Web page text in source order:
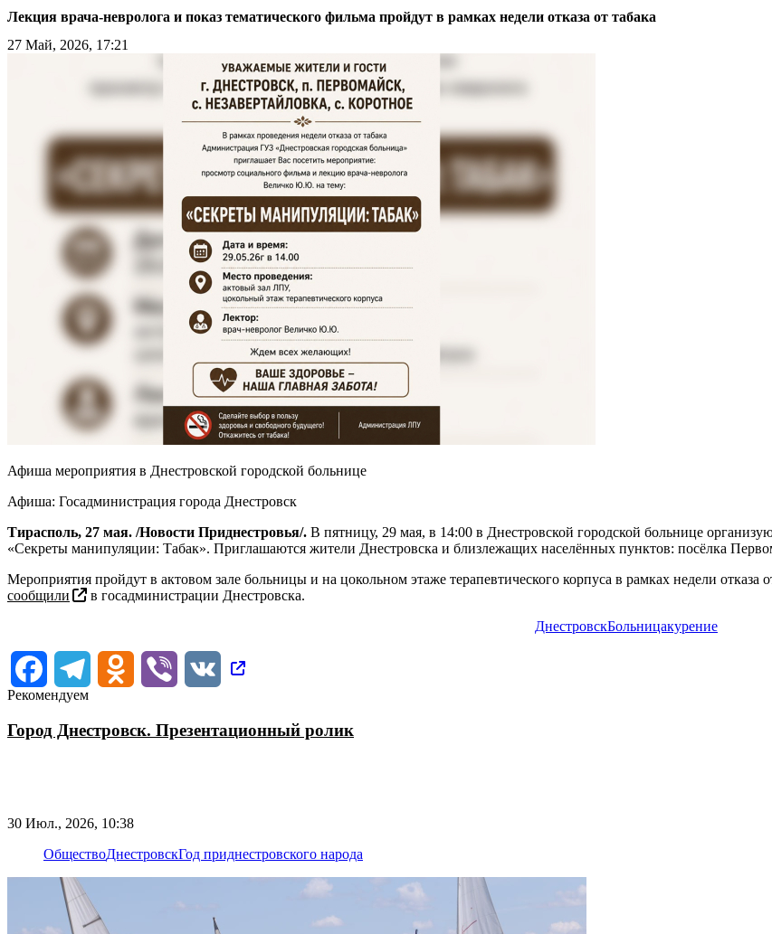
Лекция врача-невролога и показ тематического фильма пройдут в рамках недели отказа от табака
27 Май, 2026, 17:21
Афиша мероприятия в Днестровской городской больнице
Афиша: Госадминистрация города Днестровск
Тирасполь, 27 мая. /Новости Приднестровья/. В пятницу, 29 мая, в 14:00 в Днестровской городской больнице
«Секреты манипуляции: Табак». Приглашаются жители Днестровска и близлежащих населённых пунктов: посёлка
Мероприятия пройдут в актовом зале больницы и на цокольном этаже терапевтического корпуса в рамках недели
сообщили
в госадминистрации Днестровска.
ДнестровскБольницакурение
FacebookTelegram Odnoklassniki
Viber
VK
Рекомендуем
Город Днестровск. Презентационный ролик
30 Июл., 2026, 10:38
ОбществоДнестровскГод приднестровского народа